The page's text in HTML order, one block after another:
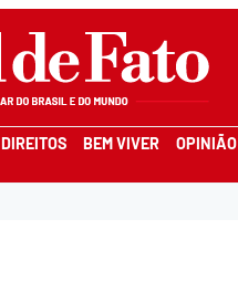
DIREITOS BEM VIVER OPINIÃO